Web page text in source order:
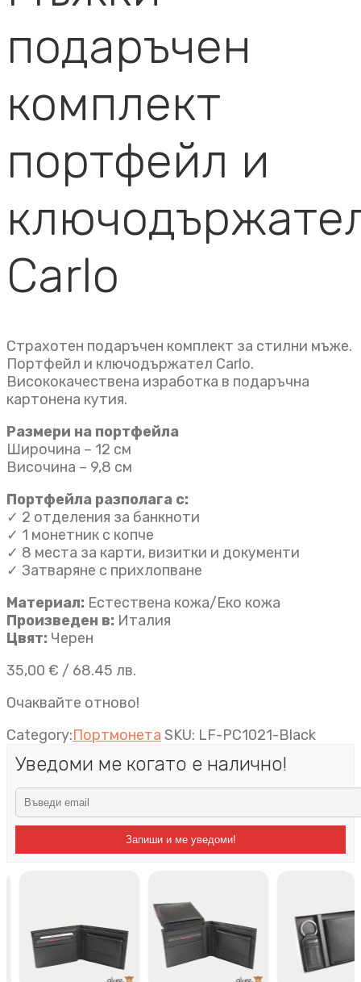
подаръчен
комплект
портфейл и
Carlo
Страхотен подаръчен комплект за стилни мъже.
Портфейл и ключодържател Carlo.
Висококачествена изработка в подаръчна
картонена кутия.
Размери на портфейла
Широчина – 12 см
Височина – 9,8 см
Портфейла разполага с:
✓ 2 отделения за банкноти
✓ 1 монетник с копче
✓ 8 места за карти, визитки и документи
✓ Затваряне с прихлопване
Материал: Естествена кожа/Еко кожа
Произведен в: Италия
Цвят: Черен
35,00 € / 68.45 лв.
Очаквайте отново!
Category:Портмонета SKU: LF-PC1021-Black
Уведоми ме когато е налично!
Запиши и ме уведоми!